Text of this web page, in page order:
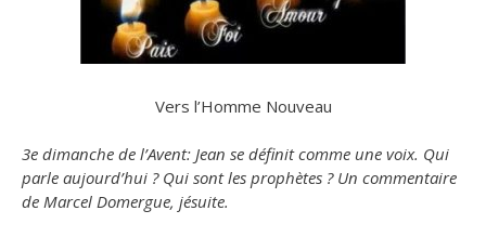
Vers l’Homme Nouveau
3e dimanche de l’Avent: Jean se définit comme une voix. Qui
parle aujourd’hui ? Qui sont les prophètes ? Un commentaire
de Marcel Domergue, jésuite.